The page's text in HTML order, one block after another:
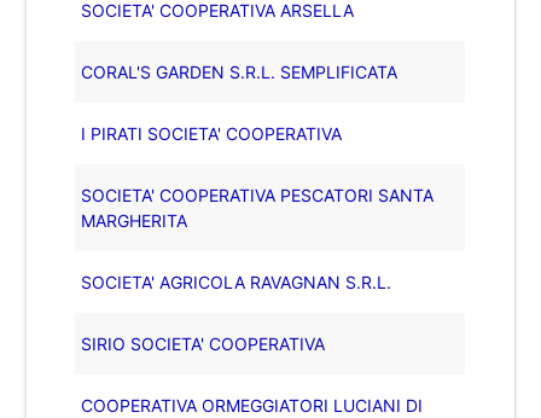
SOCIETA' COOPERATIVA ARSELLA
CORAL'S GARDEN S.R.L. SEMPLIFICATA
I PIRATI SOCIETA' COOPERATIVA
SOCIETA' COOPERATIVA PESCATORI SANTA
MARGHERITA
SOCIETA' AGRICOLA RAVAGNAN S.R.L.
SIRIO SOCIETA' COOPERATIVA
COOPERATIVA ORMEGGIATORI LUCIANI DI